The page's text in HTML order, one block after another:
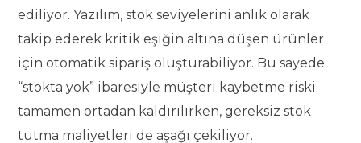
ediliyor. Yazılım, stok seviyelerini anlık olarak
takip ederek kritik eşiğin altına düşen ürünler
için otomatik sipariş oluşturabiliyor. Bu sayede
“stokta yok” ibaresiyle müşteri kaybetme riski
tamamen ortadan kaldırılırken, gereksiz stok
tutma maliyetleri de aşağı çekiliyor.